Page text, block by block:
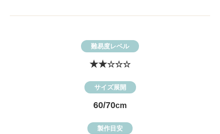
難易度レベル
★★☆☆☆
サイズ展開
60/70cm
製作目安